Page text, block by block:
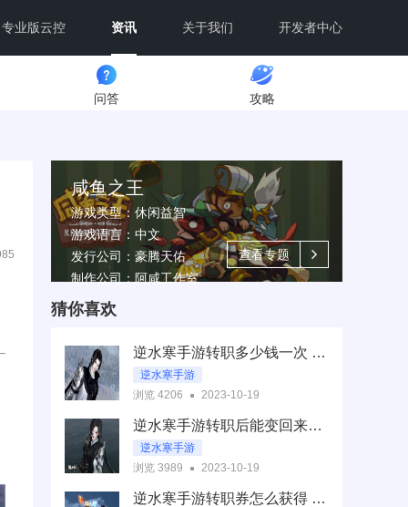
专业版云控 资讯 关于我们 开发者中心
问答 攻略
咸鱼之王
游戏类型：休闲益智
游戏语言：中文
发行公司：豪腾天佑
制作公司：阿咸工作室
查看专题
猜你喜欢
逆水寒手游转职多少钱一次 转职系统价格特点详解
逆水寒手游
逆水寒手游转职系统
逆水寒手游转职多少钱一次
浏览 4206 2023-10-19
逆水寒手游转职后能变回来么 武器皮肤特技还在吗
逆水寒手游
逆水寒手游转职
逆水寒手游转职后能变回来么
浏览 3989 2023-10-19
逆水寒手游转职券怎么获得 转职券商城售价一览